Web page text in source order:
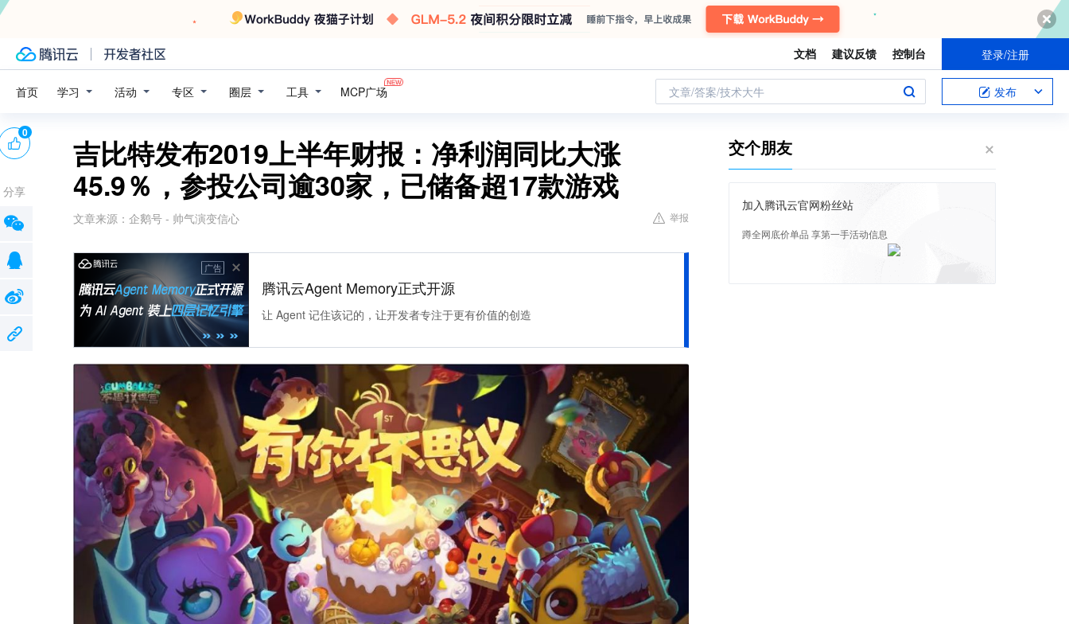
文档 建议反馈 控制台 登录/注册
首页 学习 活动 专区 圈层 工具 MCP广场 文章/答案/技术大牛 发布
吉比特发布2019上半年财报：净利润同比大涨
45.9％，参投公司逾30家，已储备超17款游戏
文章来源： 企鹅号 - 帅气演变信心 举报
广告
腾讯云Agent Memory正式开源
让 Agent 记住该记的，让开发者专注于更有价值的创造
0
分享
交个朋友
加入腾讯云官网粉丝站
蹲全网底价单品 享第一手活动信息